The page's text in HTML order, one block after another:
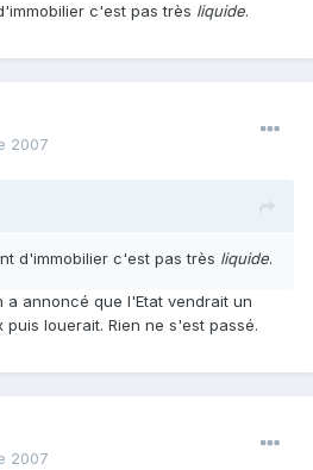
c'est pas très liquide.
2007
d'immobilier c'est pas très liquide.
a annoncé que l'Etat vendrait un
puis louerait. Rien ne s'est passé.
2007